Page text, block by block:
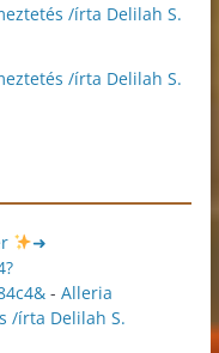
/írta Delilah S.
/írta Delilah S.
➜
- Alleria
/írta Delilah S.